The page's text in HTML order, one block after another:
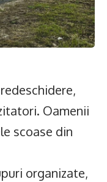
Oamenii
scoase din
organizate,